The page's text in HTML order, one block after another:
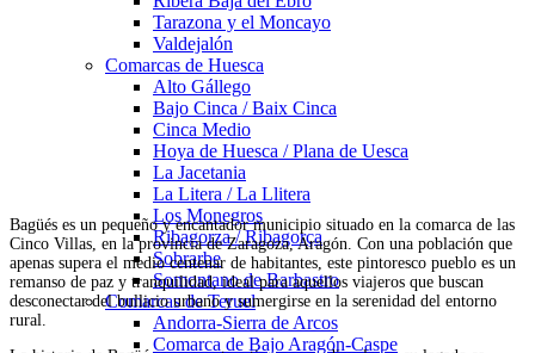
Tarazona y el Moncayo
Valdejalón
Comarcas de Huesca
Alto Gállego
Bajo Cinca / Baix Cinca
Cinca Medio
Hoya de Huesca / Plana de Uesca
La Jacetania
La Litera / La Llitera
Los Monegros
Ribagorza / Ribagorça
Sobrarbe
Somontano de Barbastro
Comarcas de Teruel
Andorra-Sierra de Arcos
Comarca de Bajo Aragón-Caspe
Bagüés es un pequeño y encantador municipio situado en la comarca de las
Cinco Villas, en la provincia de Zaragoza, Aragón. Con una población que
apenas supera el medio centenar de habitantes, este pintoresco pueblo es un
remanso de paz y tranquilidad, ideal para aquellos viajeros que buscan
desconectar del bullicio urbano y sumergirse en la serenidad del entorno
rural.